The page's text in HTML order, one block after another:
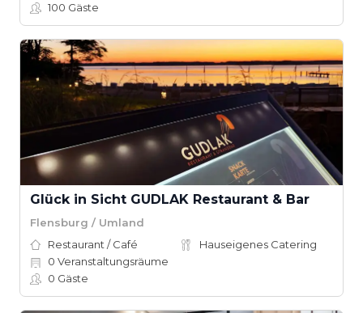
100 Gäste
Glück in Sicht GUDLAK Restaurant & Bar
Flensburg / Umland
Restaurant / Café
Hauseigenes Catering
0 Veranstaltungsräume
0 Gäste